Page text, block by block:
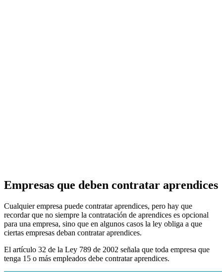
Empresas que deben contratar aprendices
Cualquier empresa puede contratar aprendices, pero hay que
recordar que no siempre la contratación de aprendices es opcional
para una empresa, sino que en algunos casos la ley obliga a que
ciertas empresas deban contratar aprendices.
El artículo 32 de la Ley 789 de 2002 señala que toda empresa que
tenga 15 o más empleados debe contratar aprendices.